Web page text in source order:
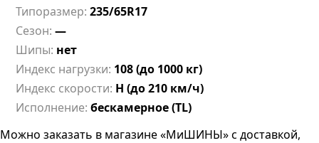
Типоразмер: 235/65R17
Сезон: —
Шипы: нет
Индекс нагрузки: 108 (до 1000 кг)
Индекс скорости: H (до 210 км/ч)
Исполнение: бескамерное (TL)
Можно заказать в магазине «МиШИНЫ» с доставкой,